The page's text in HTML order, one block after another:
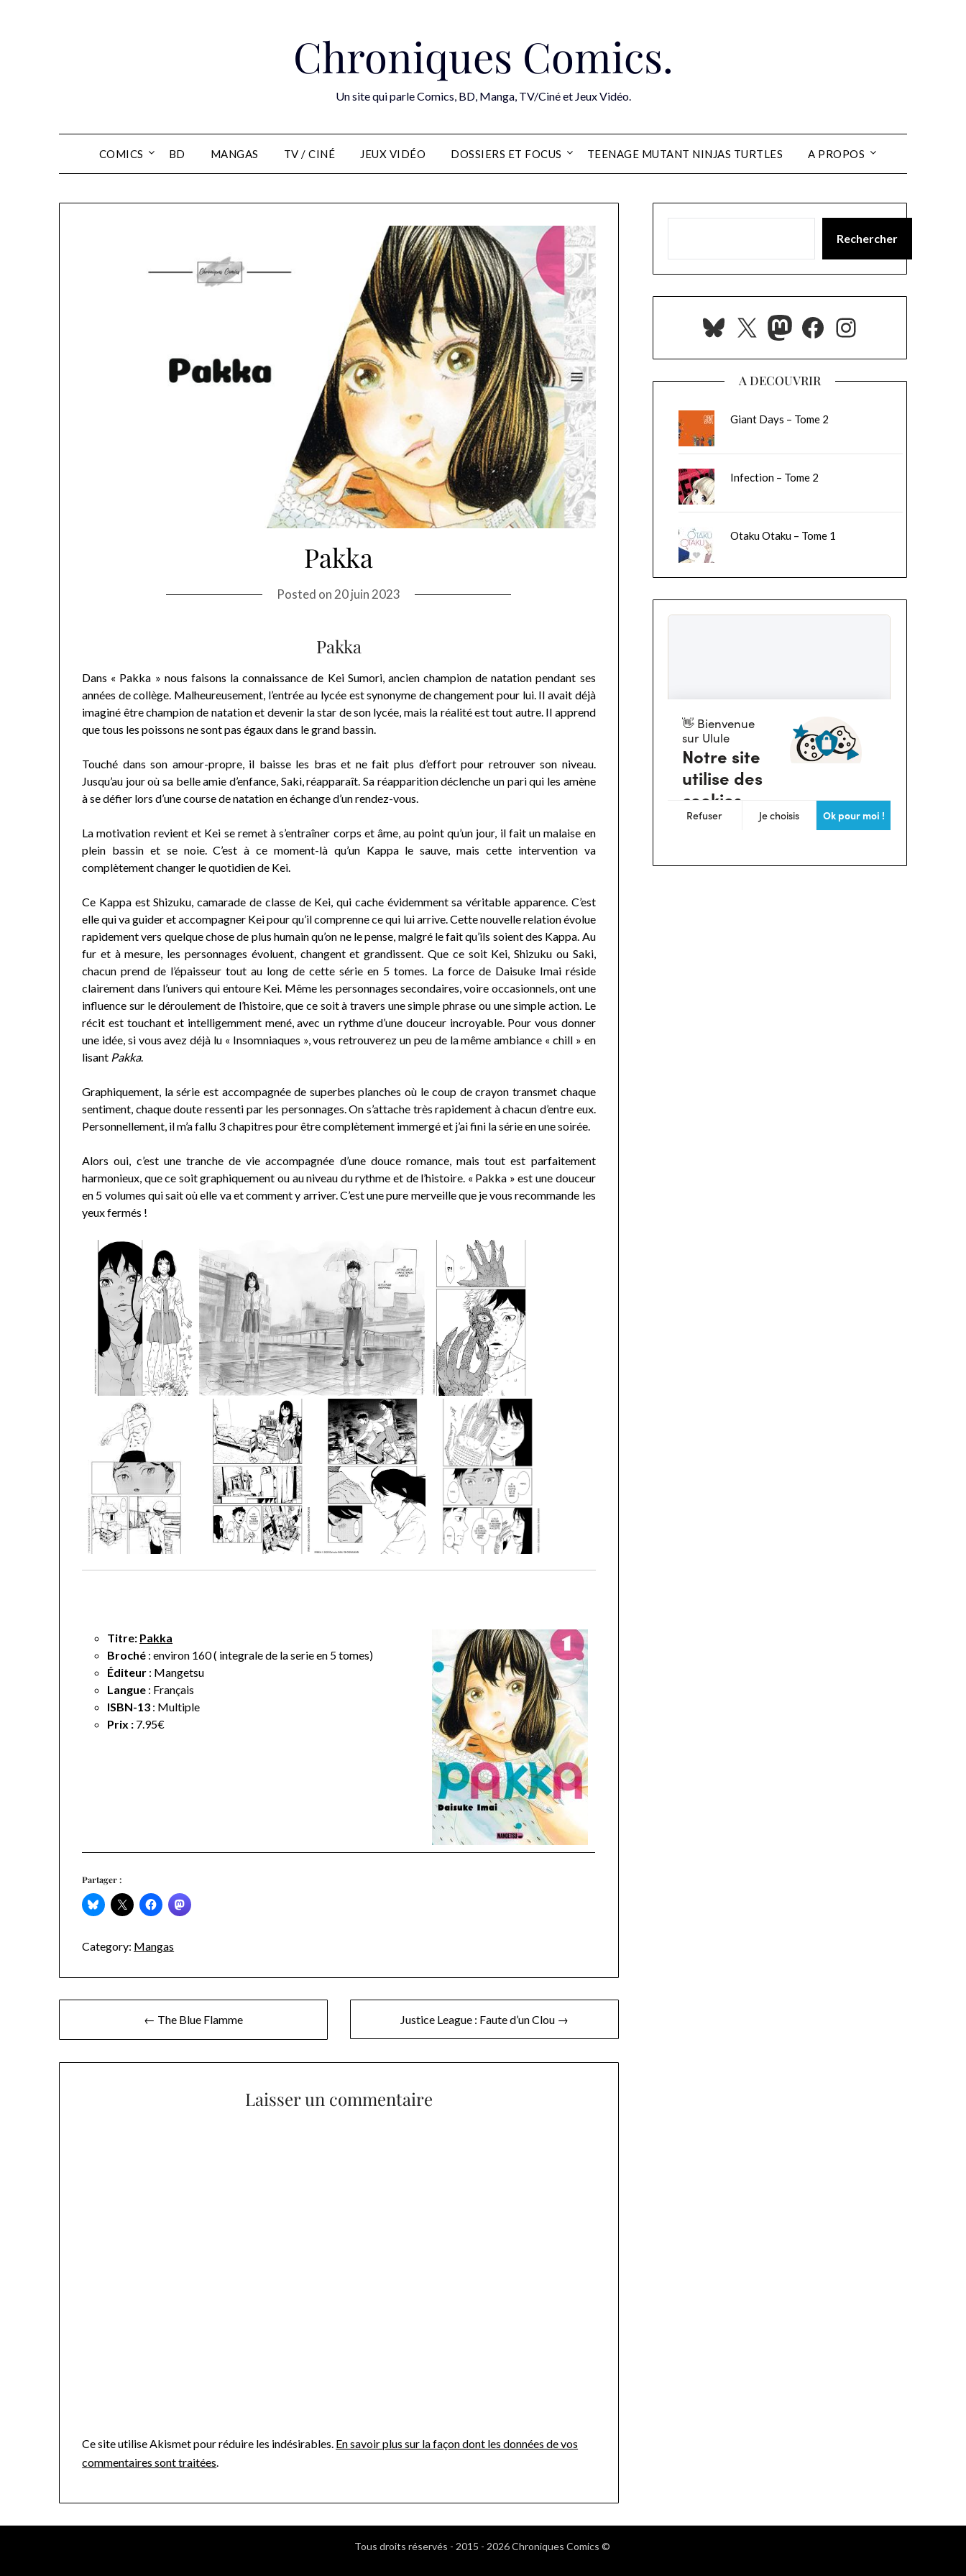
Chroniques Comics.
Un site qui parle Comics, BD, Manga, TV/Ciné et Jeux Vidéo.
COMICS BD MANGAS TV / CINÉ JEUX VIDÉO DOSSIERS ET FOCUS TEENAGE MUTANT NINJAS TURTLES A PROPOS
Pakka
Posted on 20 juin 2023
Pakka
Dans « Pakka » nous faisons la connaissance de Kei Sumori, ancien champion de natation pendant ses
années de collège. Malheureusement, l’entrée au lycée est synonyme de changement pour lui. Il avait déjà
imaginé être champion de natation et devenir la star de son lycée, mais la réalité est tout autre. Il apprend
que tous les poissons ne sont pas égaux dans le grand bassin.
Touché dans son amour-propre, il baisse les bras et ne fait plus d’effort pour retrouver son niveau.
Jusqu’au jour où sa belle amie d’enfance, Saki, réapparaît. Sa réapparition déclenche un pari qui les amène
à se défier lors d’une course de natation en échange d’un rendez-vous.
La motivation revient et Kei se remet à s’entraîner corps et âme, au point qu’un jour, il fait un malaise en
plein bassin et se noie. C’est à ce moment-là qu’un Kappa le sauve, mais cette intervention va
complètement changer le quotidien de Kei.
Ce Kappa est Shizuku, camarade de classe de Kei, qui cache évidemment sa véritable apparence. C’est
elle qui va guider et accompagner Kei pour qu’il comprenne ce qui lui arrive. Cette nouvelle relation évolue
rapidement vers quelque chose de plus humain qu’on ne le pense, malgré le fait qu’ils soient des Kappa. Au
fur et à mesure, les personnages évoluent, changent et grandissent. Que ce soit Kei, Shizuku ou Saki,
chacun prend de l’épaisseur tout au long de cette série en 5 tomes. La force de Daisuke Imai réside
clairement dans l’univers qui entoure Kei. Même les personnages secondaires, voire occasionnels, ont une
influence sur le déroulement de l’histoire, que ce soit à travers une simple phrase ou une simple action. Le
récit est touchant et intelligemment mené, avec un rythme d’une douceur incroyable. Pour vous donner
une idée, si vous avez déjà lu « Insomniaques », vous retrouverez un peu de la même ambiance « chill » en
lisant Pakka.
Graphiquement, la série est accompagnée de superbes planches où le coup de crayon transmet chaque
sentiment, chaque doute ressenti par les personnages. On s’attache très rapidement à chacun d’entre eux.
Personnellement, il m’a fallu 3 chapitres pour être complètement immergé et j’ai fini la série en une soirée.
Alors oui, c’est une tranche de vie accompagnée d’une douce romance, mais tout est parfaitement
harmonieux, que ce soit graphiquement ou au niveau du rythme et de l’histoire. « Pakka » est une douceur
en 5 volumes qui sait où elle va et comment y arriver. C’est une pure merveille que je vous recommande les
yeux fermés !
Titre: Pakka
Broché : environ 160 ( integrale de la serie en 5 tomes)
Éditeur : Mangetsu
Langue : Français
ISBN-13 : Multiple
Prix : 7.95€
Partager :
Category: Mangas
de
l’article
← The Blue Flamme Justice League : Faute d’un Clou →
Laisser un commentaire
Ce site utilise Akismet pour réduire les indésirables. En savoir plus sur la façon dont les données de vos
commentaires sont traitées.
Rechercher
Bluesky
X Mastodon
Facebook
Instagram
A DECOUVRIR
Giant Days – Tome 2
Infection – Tome 2
Otaku Otaku – Tome 1
Tous droits réservés - 2015 - 2026 Chroniques Comics ©